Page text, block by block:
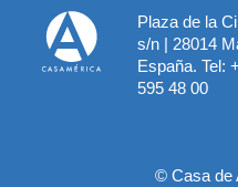
Plaza de la
s/n | 28014
España. Tel:
595 48 00
© Casa de